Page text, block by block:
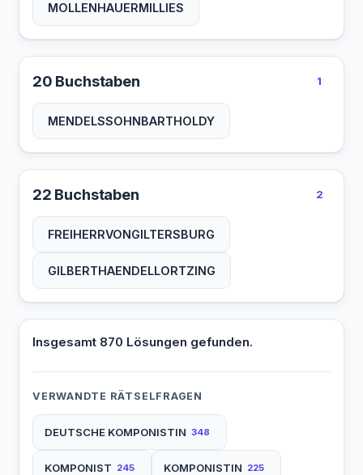
MOLLENHAUERMILLIES
20 Buchstaben 1
MENDELSSOHNBARTHOLDY
22 Buchstaben 2
FREIHERRVONGILTERSBURG
GILBERTHAENDELLORTZING
Insgesamt 870 Lösungen gefunden.
VERWANDTE RÄTSELFRAGEN
DEUTSCHE KOMPONISTIN 348
KOMPONIST 245 KOMPONISTIN 225